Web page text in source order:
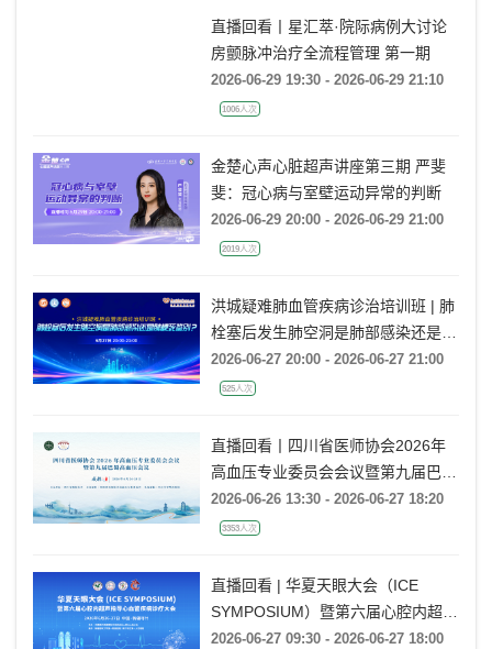
直播回看丨星汇萃·院际病例大讨论
房颤脉冲治疗全流程管理 第一期
2026-06-29 19:30 - 2026-06-29 21:10
1006人次
金楚心声心脏超声讲座第三期 严斐
斐：冠心病与室壁运动异常的判断
2026-06-29 20:00 - 2026-06-29 21:00
2019人次
洪城疑难肺血管疾病诊治培训班 | 肺
栓塞后发生肺空洞是肺部感染还是肺
梗死鉴别？
2026-06-27 20:00 - 2026-06-27 21:00
525人次
直播回看丨四川省医师协会2026年
高血压专业委员会会议暨第九届巴蜀
高血压会议
2026-06-26 13:30 - 2026-06-27 18:20
3353人次
直播回看 | 华夏天眼大会（ICE
SYMPOSIUM）暨第六届心腔内超声
指导心血管疾病诊疗大会
2026-06-27 09:30 - 2026-06-27 18:00